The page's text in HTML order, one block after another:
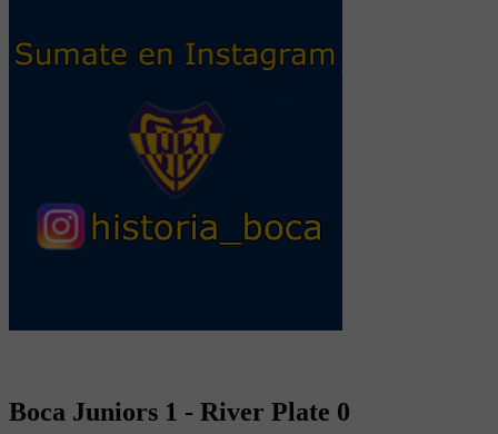
Boca Juniors 1 - River Plate 0